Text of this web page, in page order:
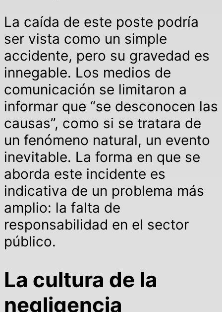
La caída de este poste podría
ser vista como un simple
accidente, pero su gravedad es
innegable. Los medios de
comunicación se limitaron a
informar que “se desconocen las
causas”, como si se tratara de
un fenómeno natural, un evento
inevitable. La forma en que se
aborda este incidente es
indicativa de un problema más
amplio: la falta de
responsabilidad en el sector
público.
La cultura de la
negligencia